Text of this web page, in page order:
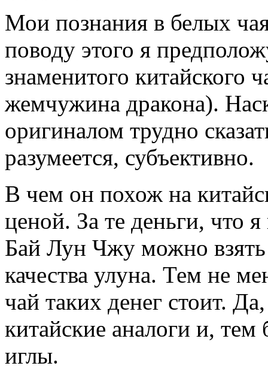
Мои познания в белых
поводу этого я
знаменитого китайского
жемчужина дракона).
оригиналом трудно
разумеется, субъективно.
В чем он похож на
ценой. За те деньги, что
Бай Лун Чжу можно взять
качества улуна. Тем не
чай таких денег стоит.
китайские аналоги и,
иглы.